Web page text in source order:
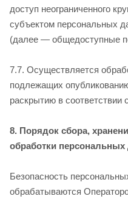
доступ неограниченного
субъектом персональных
(далее — общедоступные
7.7. Осуществляется
подлежащих
раскрытию в
8. Порядок сбора,
обработки
Безопасность
обрабатываются